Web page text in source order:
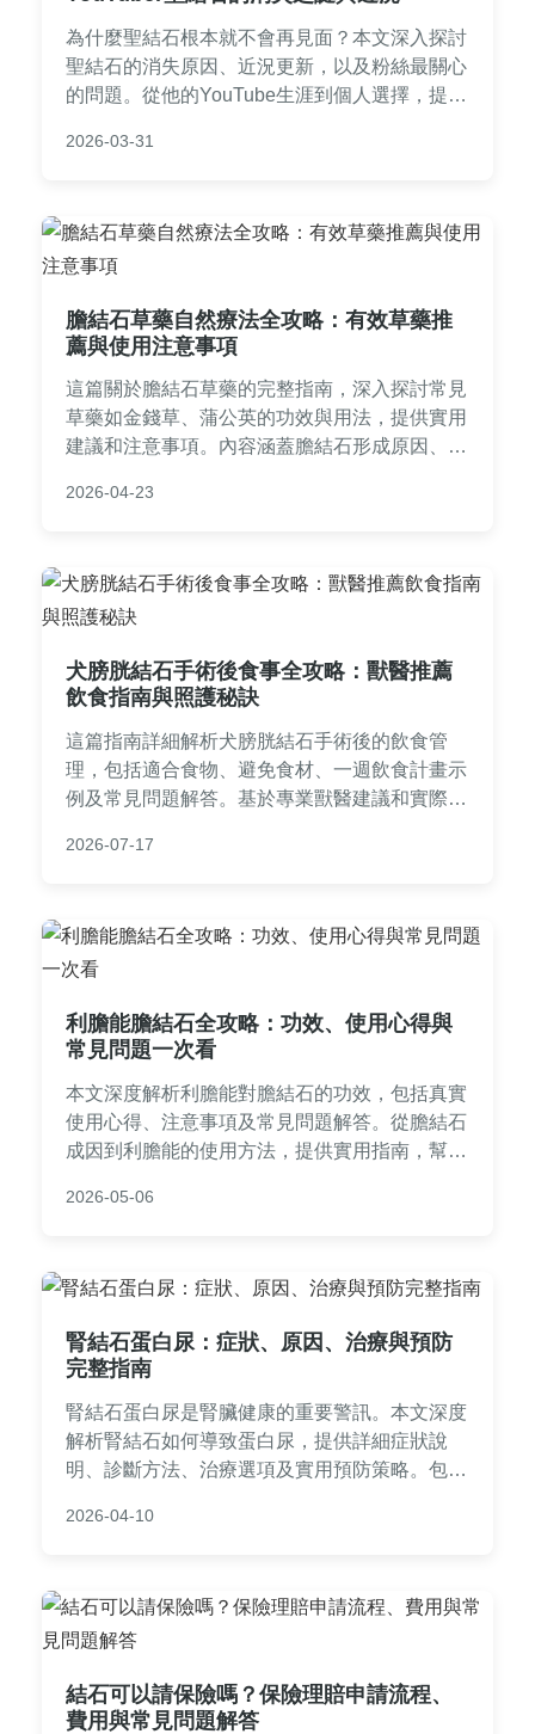
為什麼聖結石根本就不會再見面？本文深入探討
聖結石的消失原因、近況更新，以及粉絲最關心
的問題。從他的YouTube生涯到個人選擇，提供
2026-03-31
膽結石草藥自然療法全攻略：有效草藥推
薦與使用注意事項
這篇關於膽結石草藥的完整指南，深入探討常見
草藥如金錢草、蒲公英的功效與用法，提供實用
建議和注意事項。內容涵蓋膽結石形成原因、草
您安全地嘗試自然療法。適合正在尋找膽結石草
2026-04-23
犬膀胱結石手術後食事全攻略：獸醫推薦
飲食指南與照護秘訣
這篇指南詳細解析犬膀胱結石手術後的飲食管
理，包括適合食物、避免食材、一週飲食計畫示
例及常見問題解答。基於專業獸醫建議和實際經
用貼士和個人心得分享。
2026-07-17
利膽能膽結石全攻略：功效、使用心得與
常見問題一次看
本文深度解析利膽能對膽結石的功效，包括真實
使用心得、注意事項及常見問題解答。從膽結石
成因到利膽能的使用方法，提供實用指南，幫助
有膽結石困擾的讀者參考。
2026-05-06
腎結石蛋白尿：症狀、原因、治療與預防
完整指南
腎結石蛋白尿是腎臟健康的重要警訊。本文深度
解析腎結石如何導致蛋白尿，提供詳細症狀說
明、診斷方法、治療選項及實用預防策略。包含
與應對方式，守護腎臟功能。
2026-04-10
結石可以請保險嗎？保險理賠申請流程、
費用與常見問題解答